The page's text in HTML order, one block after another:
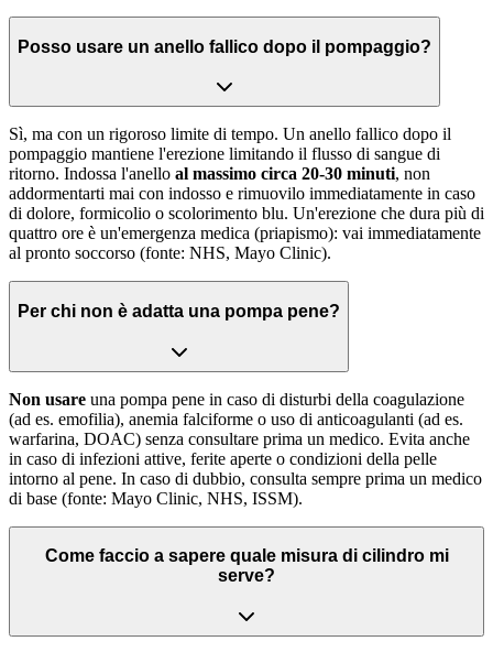
Posso usare un anello fallico dopo il pompaggio?
Sì, ma con un rigoroso limite di tempo. Un anello fallico dopo il
pompaggio mantiene l'erezione limitando il flusso di sangue di
ritorno. Indossa l'anello al massimo circa 20-30 minuti, non
addormentarti mai con indosso e rimuovilo immediatamente in caso
di dolore, formicolio o scolorimento blu. Un'erezione che dura più di
quattro ore è un'emergenza medica (priapismo): vai immediatamente
al pronto soccorso (fonte: NHS, Mayo Clinic).
Per chi non è adatta una pompa pene?
Non usare una pompa pene in caso di disturbi della coagulazione
(ad es. emofilia), anemia falciforme o uso di anticoagulanti (ad es.
warfarina, DOAC) senza consultare prima un medico. Evita anche
in caso di infezioni attive, ferite aperte o condizioni della pelle
intorno al pene. In caso di dubbio, consulta sempre prima un medico
di base (fonte: Mayo Clinic, NHS, ISSM).
Come faccio a sapere quale misura di cilindro mi
serve?